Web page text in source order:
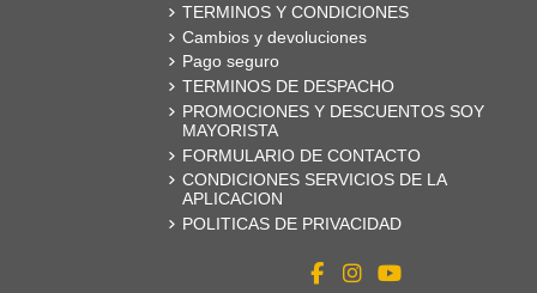
TERMINOS Y CONDICIONES
Cambios y devoluciones
Pago seguro
TERMINOS DE DESPACHO
PROMOCIONES Y DESCUENTOS SOY
MAYORISTA
FORMULARIO DE CONTACTO
CONDICIONES SERVICIOS DE LA
APLICACION
POLITICAS DE PRIVACIDAD